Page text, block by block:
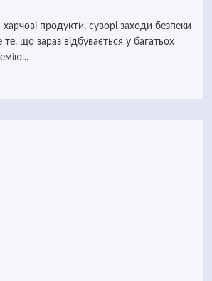
продукти, суворі заходи безпеки
те, що зараз відбувається у багатьох